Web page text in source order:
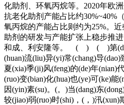
化助剂、环氧丙烷等。2020年欧
抗老化助剂产能占比约30%~40%
氧丙烷的产能占比则约为25%。
助剂的研发与产能扩张上稳步推
和成、利安隆等。 ( ) ( )第(di)
(huan)流(liu)异(yi)常(chang)导
夏(xia)季(ji)风(feng)的(de)年(nian)
(ruo)变(bian)化(hua)也(ye)可(ke)能
因(yin)素(su)。(。)当(dang)东
较(jiao)弱(ruo)时(shi)，(，)汛(xun)